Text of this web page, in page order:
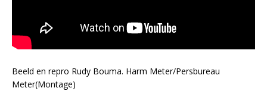
Beeld en repro Rudy Bouma. Harm Meter/Persbureau
Meter(Montage)